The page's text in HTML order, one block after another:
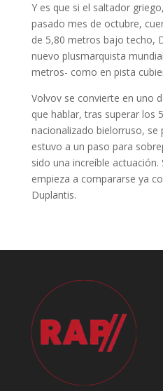
Y es que si el saltador
pasado mes de octubre,
de 5,80 metros bajo techo,
nuevo plusmarquista
metros- como en pista
Volvov se convierte en uno
que hablar, tras superar los
nacionalizado bielorruso,
estuvo a un paso para
sido una increíble
empieza a compararse ya
Duplantis.